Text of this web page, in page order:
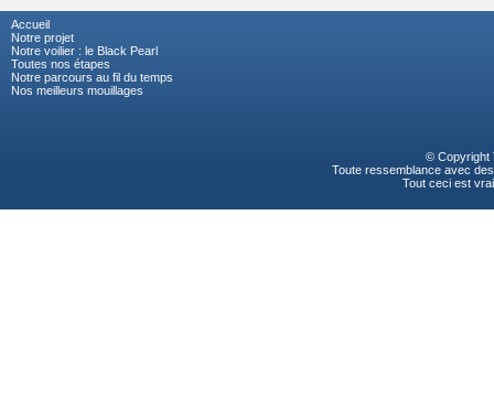
Accueil
Notre projet
Notre voilier : le Black Pearl
Toutes nos étapes
Notre parcours au fil du temps
Nos meilleurs mouillages
© Copyright
Toute ressemblance avec
Tout ceci est